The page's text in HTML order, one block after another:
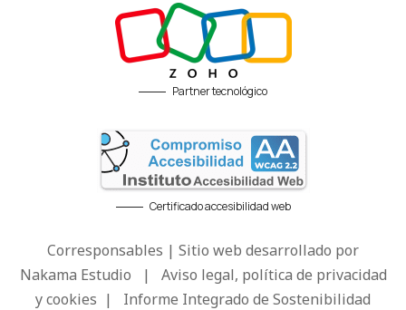
Partner tecnológico
Certificado accesibilidad web
Corresponsables | Sitio web desarrollado por
Nakama Estudio | Aviso legal, política de privacidad
y cookies | Informe Integrado de Sostenibilidad